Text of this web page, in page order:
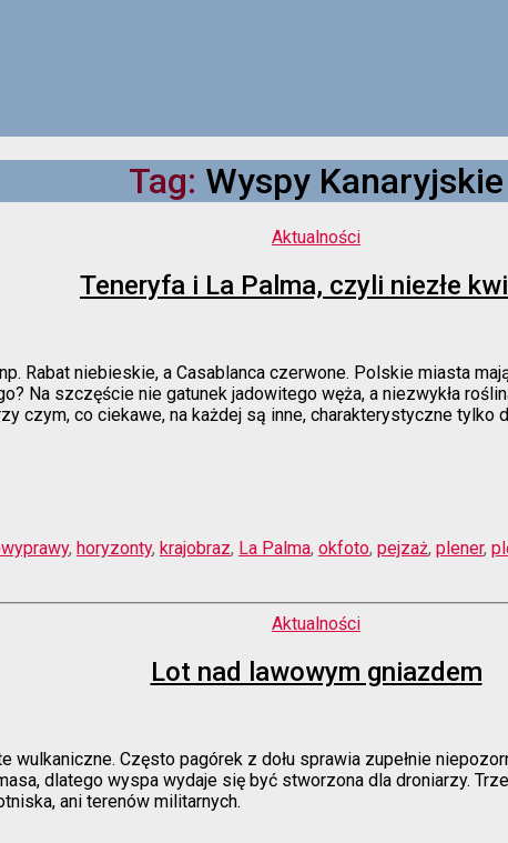
Tag: Wyspy Kanaryjskie
Kategorie
Aktualności
Teneryfa i La Palma, czyli niezłe
Rabat niebieskie, a Casablanca czerwone. Polskie miasta
Na szczęście nie gatunek jadowitego węża, a niezwykła
czym, co ciekawe, na każdej są inne, charakterystyczne tylko
, horyzonty, krajobraz, La Palma, okfoto, pejzaż, plener,
Kategorie
Aktualności
Lot nad lawowym gniazdem
Często pagórek z dołu sprawia zupełnie
dlatego wyspa wydaje się być stworzona dla droniarzy.
ani terenów militarnych.